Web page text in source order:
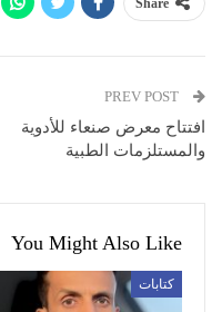
Share
افتتاح معرض صنعاء للأدوية
والمستلزمات الطبية
You Might Also Like
كتابات